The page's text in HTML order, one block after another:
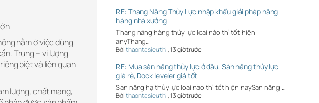
nằm ở việc dùng
Trung – vi lượng
biệt và liên quan
lượng, chất mang,
RE: Thang Nâng Thủy Lực nhập khẩu giải pháp nâng
hàng nhà xưởng
Thang nâng hàng thủy lực loại nào thì tốt hiện
anyThang…
Bởithaontasieuthi,13 giờ trước
RE: Mua sàn nâng thủy lực ở đâu, Sàn nâng thủy lực
giá rẻ, Dock leveler giá tốt
Sàn nâng hạ thủy lực loại nào thì tốt hiện naySàn nâng …
Bởithaontasieuthi,13 giờ trước